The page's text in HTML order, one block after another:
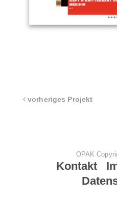
vorheriges Projekt
OPAK
Kontakt